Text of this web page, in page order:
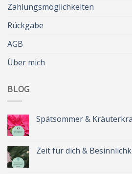
Zahlungsmöglichkeiten
Rückgabe
AGB
Über mich
BLOG
Spätsommer &
Spätsommer
&
Zeit für dich &